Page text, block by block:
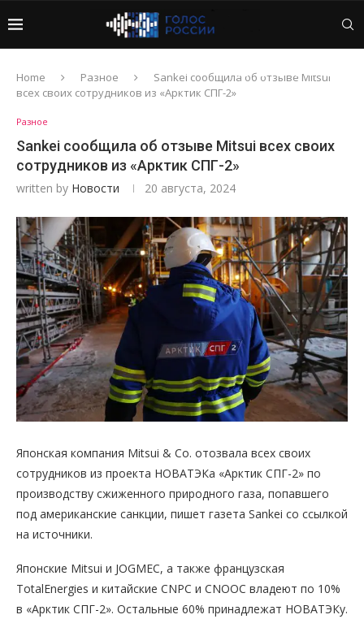
Home Разное
Sankei сообщила об отзыве Mitsui
всех своих сотрудников из «Арктик СПГ-2»
Разное
Sankei сообщила об отзыве Mitsui всех своих
сотрудников из «Арктик СПГ-2»
written by Новости 20 августа, 2024
Японская компания Mitsui & Co. отозвала всех своих
сотрудников из проекта НОВАТЭКа «Арктик СПГ-2» по
производству сжиженного природного газа, попавшего
под американские санкции, пишет газета Sankei со ссылкой
на источники.
Японские Mitsui и JOGMEC, а также французская
TotalEnergies и китайские CNPC и CNOOC владеют по 10%
в «Арктик СПГ-2». Остальные 60% принадлежат НОВАТЭКу.